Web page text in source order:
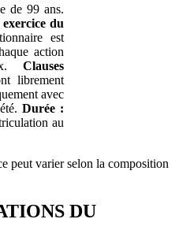
de 99 ans.
du
est
action
Clauses
librement
avec
Durée :
au
peut varier selon la composition
DU